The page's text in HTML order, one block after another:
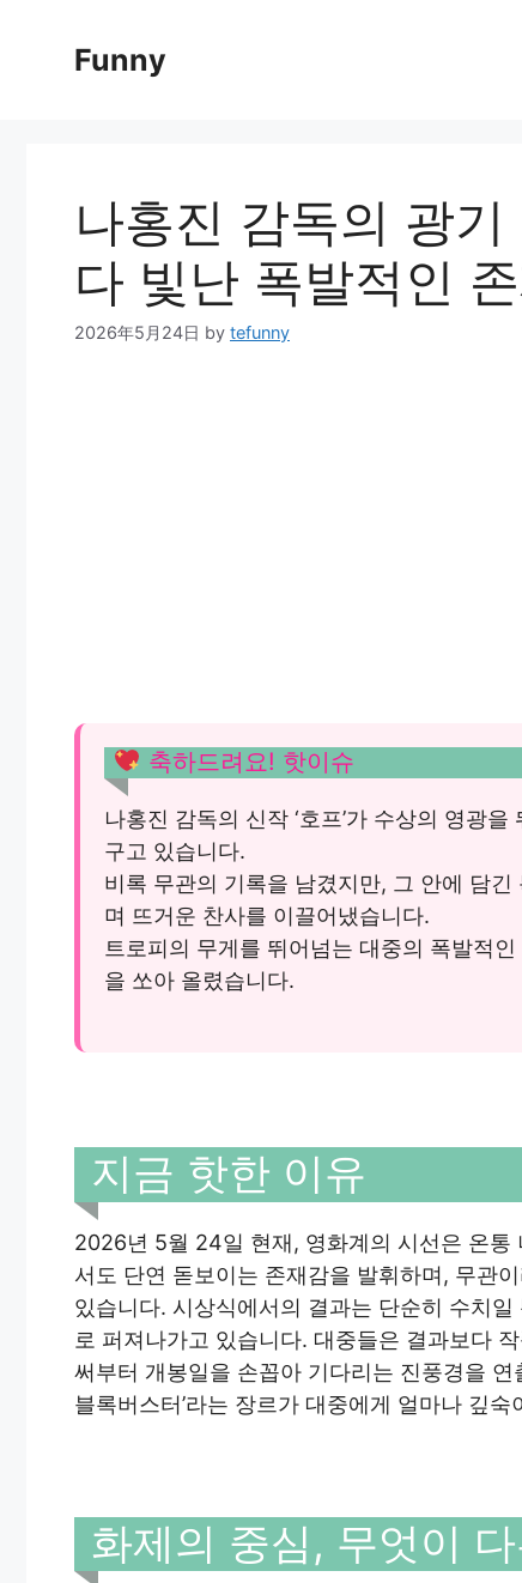
Funny
나홍진 감독의 광기
다 빛난 폭발적인
2026年5月24日 by tefunny
축하드려요! 핫이슈
나홍진 감독의 신작 ‘호프’가 수상의 영광
구고 있습니다.
비록 무관의 기록을 남겼지만, 그 안에 담
며 뜨거운 찬사를 이끌어냈습니다.
트로피의 무게를 뛰어넘는 대중의 폭발적
을 쏘아 올렸습니다.
지금 핫한 이유
2026년 5월 24일 현재, 영화계의 시선은 온통
서도 단연 돋보이는 존재감을 발휘하며, 무관
있습니다. 시상식에서의 결과는 단순히 수치
로 퍼져나가고 있습니다. 대중들은 결과보다
써부터 개봉일을 손꼽아 기다리는 진풍경을
블록버스터’라는 장르가 대중에게 얼마나 깊
화제의 중심, 무엇이